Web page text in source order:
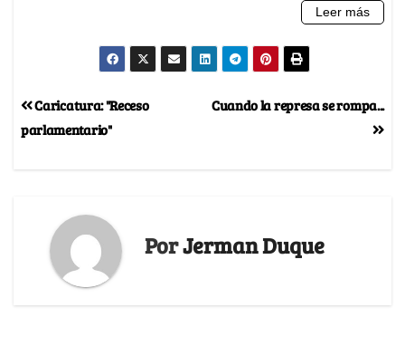
Cuando la represa se rompa...
Caricatura: "Receso
parlamentario"
PorJerman Duque